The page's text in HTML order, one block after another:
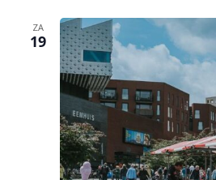
ZA
19